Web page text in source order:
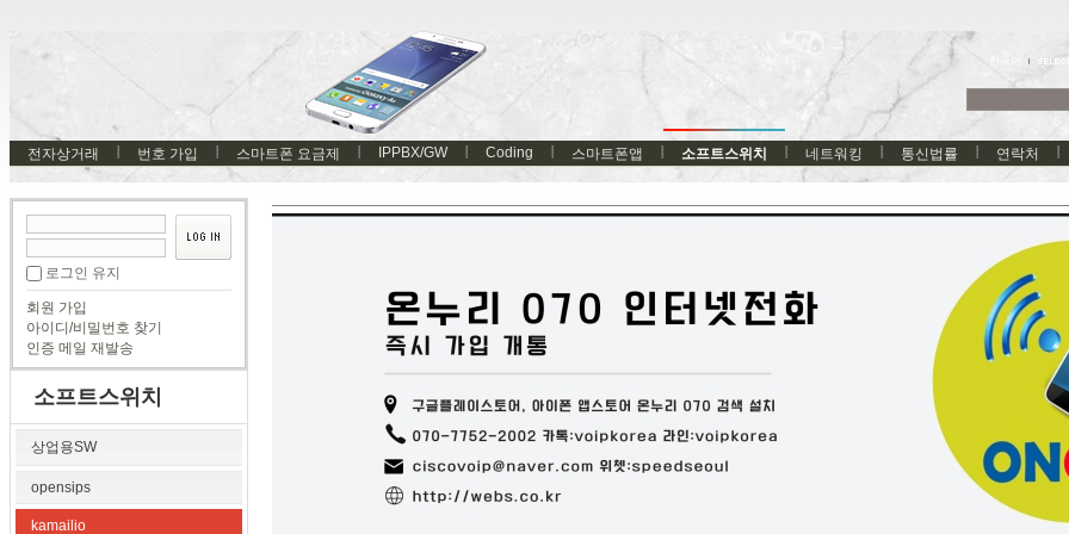
전자상거래 번호 가입 스마트폰 요금제 IPPBX/GW Coding 스마트폰앱 소프트스위치 네트워킹 통신법률 연락처
로그인 유지
회원 가입
아이디/비밀번호 찾기
인증 메일 재발송
소프트스위치
상업용SW
opensips
kamailio